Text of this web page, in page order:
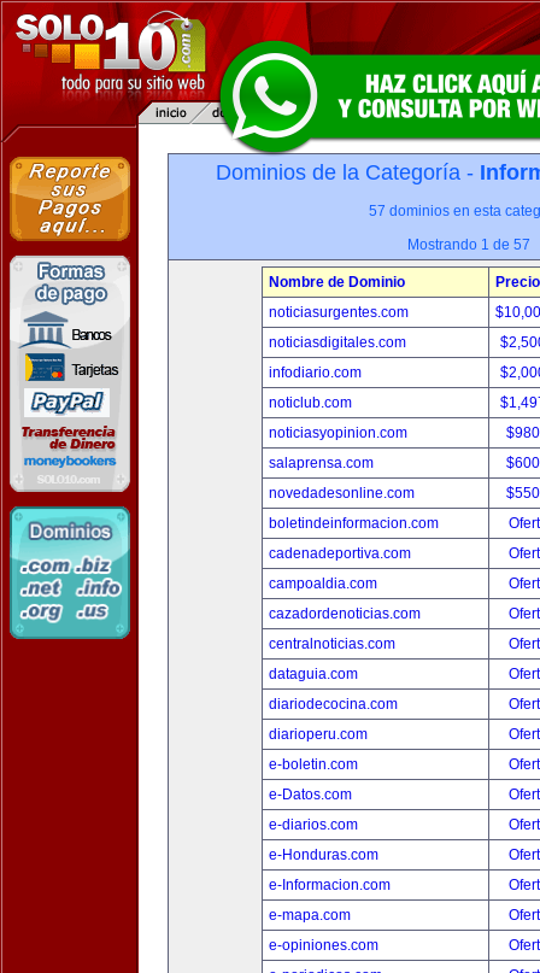
Dominios de la Categoría -
57 dominios en esta
Mostrando 1 de 57
Nombre de Dominio
Precio
noticiasurgentes.com
noticiasdigitales.com
infodiario.com
noticlub.com
noticiasyopinion.com
salaprensa.com
novedadesonline.com
boletindeinformacion.com
cadenadeportiva.com
campoaldia.com
cazadordenoticias.com
centralnoticias.com
dataguia.com
diariodecocina.com
diarioperu.com
e-boletin.com
e-Datos.com
e-diarios.com
e-Honduras.com
e-Informacion.com
e-mapa.com
e-opiniones.com